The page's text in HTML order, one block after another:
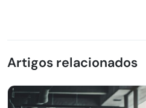
Artigos relacionados